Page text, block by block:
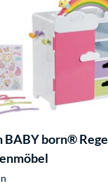
BABY born®